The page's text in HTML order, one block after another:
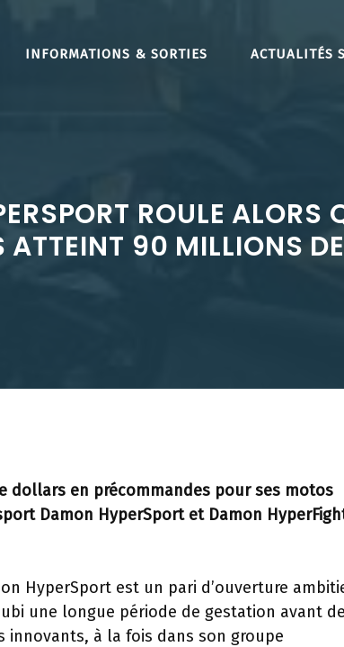
INFORMATIONS & SORTIES ACTUALITÉS
ROULE ALORS
90 MILLIONS
dollars en précommandes pour ses motos
Damon HyperSport et Damon
HyperSport est un pari d’ouverture
une longue période de gestation avant de
innovants, à la fois dans son groupe